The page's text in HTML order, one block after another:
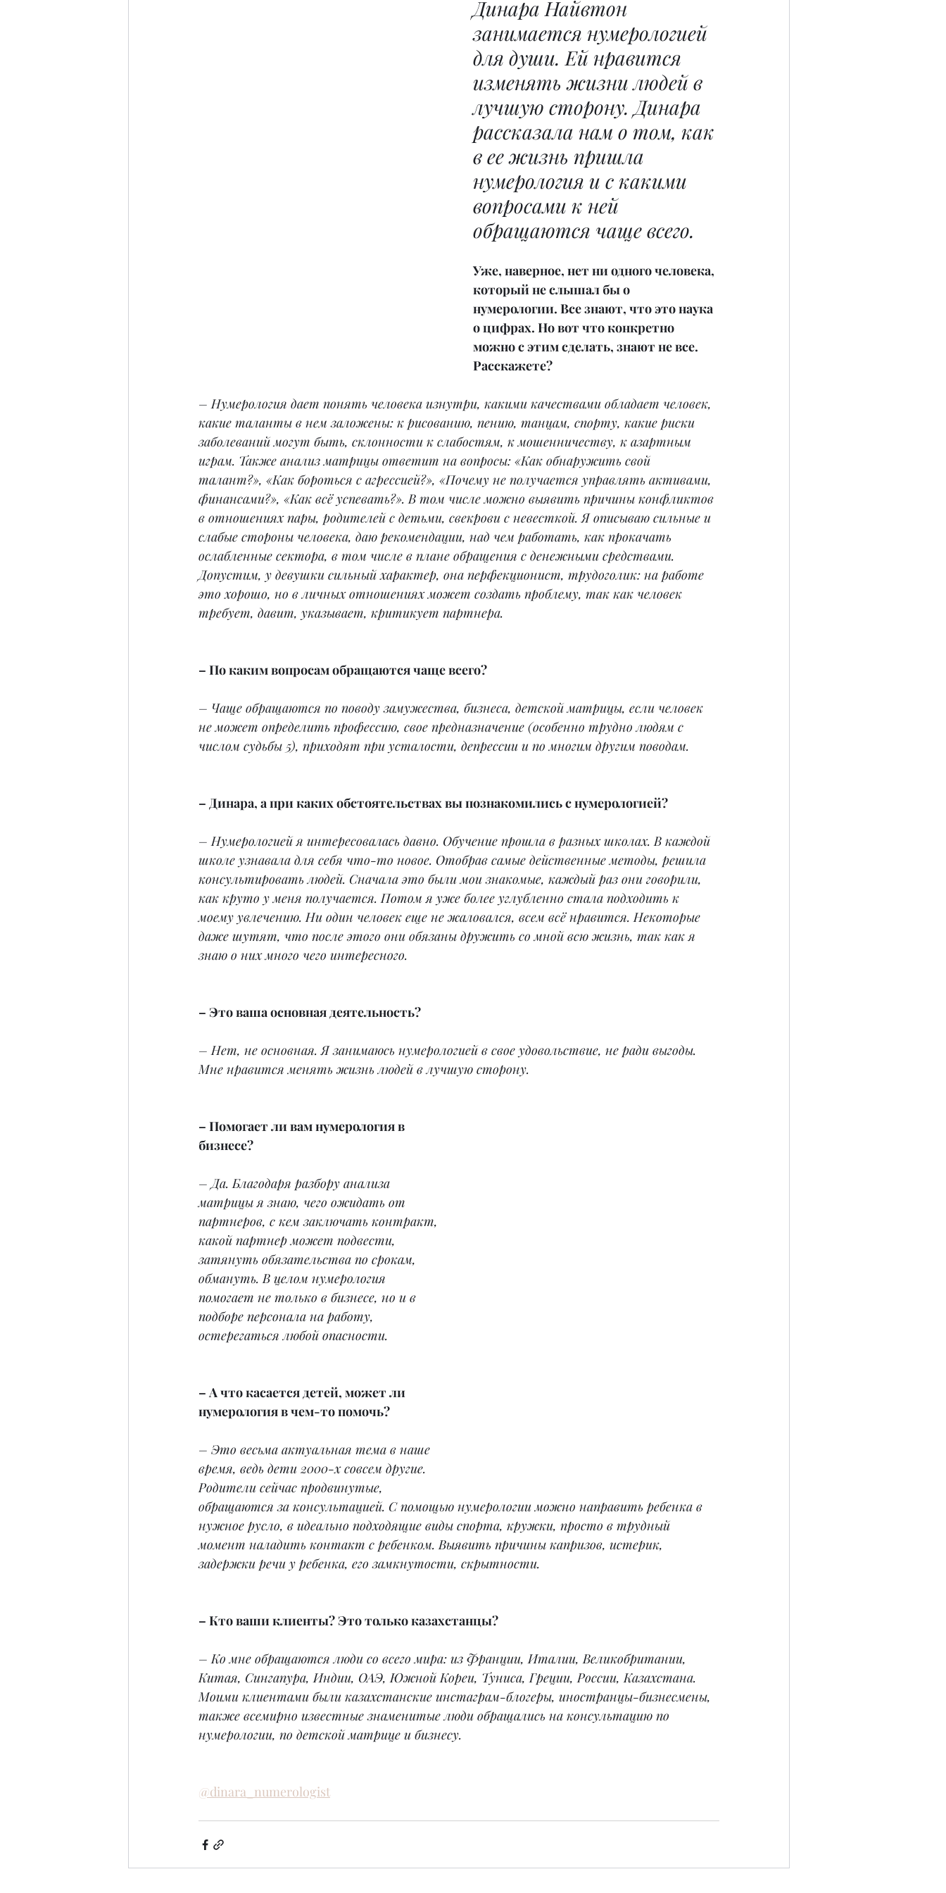
Динара Найвтон
занимается нумерологией
для души. Ей нравится
изменять жизни людей в
лучшую сторону. Динара
рассказала нам о том, как
в ее жизнь пришла
нумерология и с какими
вопросами к ней
обращаются чаще всего.
Уже, наверное, нет ни одного человека,
который не слышал бы о
нумерологии. Все знают, что это наука
о цифрах. Но вот что конкретно
можно с этим сделать, знают не все.
Расскажете?
– Нумерология дает понять человека изнутри, какими качествами обладает человек,
какие таланты в нем заложены: к рисованию, пению, танцам, спорту, какие риски
заболеваний могут быть, склонности к слабостям, к мошенничеству, к азартным
играм. Также анализ матрицы ответит на вопросы: «Как обнаружить свой
талант?», «Как бороться с агрессией?», «Почему не получается управлять активами,
финансами?», «Как всё успевать?». В том числе можно выявить причины конфликтов
в отношениях пары, родителей с детьми, свекрови с невесткой. Я описываю сильные и
слабые стороны человека, даю рекомендации, над чем работать, как прокачать
ослабленные сектора, в том числе в плане обращения с денежными средствами.
Допустим, у девушки сильный характер, она перфекционист, трудоголик: на работе
это хорошо, но в личных отношениях может создать проблему, так как человек
требует, давит, указывает, критикует партнера.
– По каким вопросам обращаются чаще всего?
– Чаще обращаются по поводу замужества, бизнеса, детской матрицы, если человек
не может определить профессию, свое предназначение (особенно трудно людям с
числом судьбы 5), приходят при усталости, депрессии и по многим другим поводам.
– Динара, а при каких обстоятельствах вы познакомились с нумерологией?
– Нумерологией я интересовалась давно. Обучение прошла в разных школах. В каждой
школе узнавала для себя что-то новое. Отобрав самые действенные методы, решила
консультировать людей. Сначала это были мои знакомые, каждый раз они говорили,
как круто у меня получается. Потом я уже более углубленно стала подходить к
моему увлечению. Ни один человек еще не жаловался, всем всё нравится. Некоторые
даже шутят, что после этого они обязаны дружить со мной всю жизнь, так как я
знаю о них много чего интересного.
– Это ваша основная деятельность?
– Нет, не основная. Я занимаюсь нумерологией в свое удовольствие, не ради выгоды.
Мне нравится менять жизнь людей в лучшую сторону.
– Помогает ли вам нумерология в
бизнесе?
– Да. Благодаря разбору анализа
матрицы я знаю, чего ожидать от
партнеров, с кем заключать контракт,
какой партнер может подвести,
затянуть обязательства по срокам,
обмануть. В целом нумерология
помогает не только в бизнесе, но и в
подборе персонала на работу,
остерегаться любой опасности.
– А что касается детей, может ли
нумерология в чем-то помочь?
– Это весьма актуальная тема в наше
время, ведь дети 2000-х совсем другие.
Родители сейчас продвинутые,
обращаются за консультацией. С помощью нумерологии можно направить ребенка в
нужное русло, в идеально подходящие виды спорта, кружки, просто в трудный
момент наладить контакт с ребенком. Выявить причины капризов, истерик,
задержки речи у ребенка, его замкнутости, скрытности.
– Кто ваши клиенты? Это только казахстанцы?
– Ко мне обращаются люди со всего мира: из Франции, Италии, Великобритании,
Китая, Сингапура, Индии, ОАЭ, Южной Кореи, Туниса, Греции, России, Казахстана.
Моими клиентами были казахстанские инстаграм-блогеры, иностранцы-бизнесмены,
также всемирно известные знаменитые люди обращались на консультацию по
нумерологии, по детской матрице и бизнесу.
@dinara_numerologist